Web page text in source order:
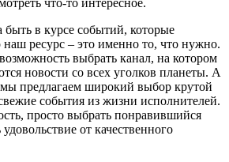
быть в курсе событий, которые
наш ресурс – это именно то, что нужно.
выбрать канал, на котором
новости со всех уголков планеты. А
предлагаем широкий выбор крутой
события из жизни исполнителей.
просто выбрать понравившийся
от качественного